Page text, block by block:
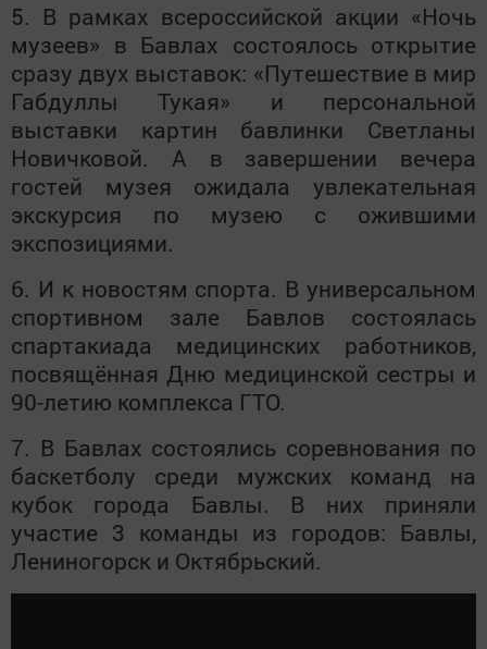
5. В рамках всероссийской акции «Ночь
музеев» в Бавлах состоялось открытие
сразу двух выставок: «Путешествие в мир
Габдуллы Тукая» и персональной
выставки картин бавлинки Светланы
Новичковой. А в завершении вечера
гостей музея ожидала увлекательная
экскурсия по музею с ожившими
экспозициями.
6. И к новостям спорта. В универсальном
спортивном зале Бавлов состоялась
спартакиада медицинских работников,
посвящённая Дню медицинской сестры и
90-летию комплекса ГТО.
7. В Бавлах состоялись соревнования по
баскетболу среди мужских команд на
кубок города Бавлы. В них приняли
участие 3 команды из городов: Бавлы,
Лениногорск и Октябрьский.